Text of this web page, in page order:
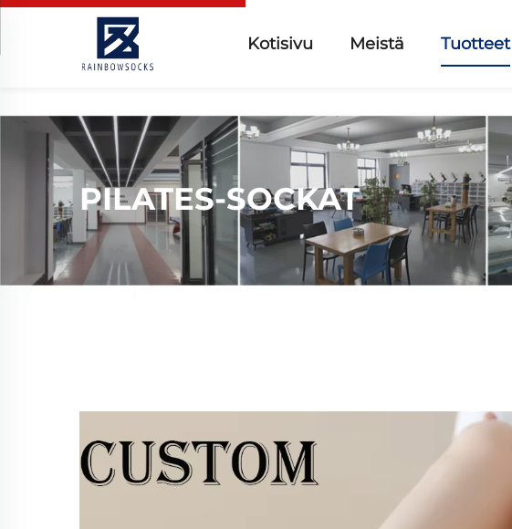
Kotisivu Meistä Tuotteet
PILATES-SOCKAT